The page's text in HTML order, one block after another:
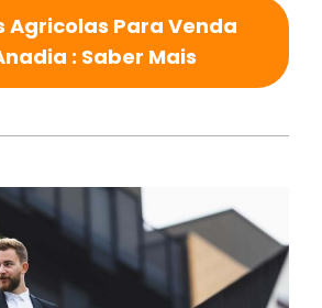
Agricolas Para Venda
: Saber Mais